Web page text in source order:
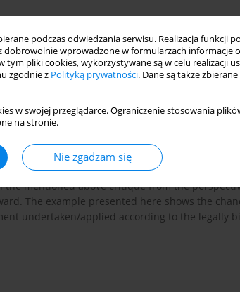
podczas odwiedzania serwisu. Realizacja funkcji
dobrowolnie wprowadzone w formularzach informacje
tym pliki cookies, wykorzystywane są w celu realizacji
zgodnie z Polityką prywatności. Dane są także
w swojej przeglądarce. Ograniczenie stosowania
na stronie.
Nie zgadzam się
social constructionism used to criticize
violence taking place on these wards, which
have underlined the disabling power of
off the ability to speak' from those who are
mentioned above critique from the
The example presented here shows the
undertaken/applied according to the legally